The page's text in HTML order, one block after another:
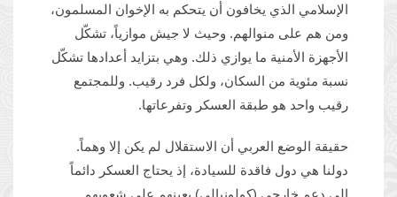
الإسلامي الذي يخافون أن يتحكم به الإخوان المسلمون،
ومن هم على منوالهم. وحيث لا جيش موازياً، تشكّل
الأجهزة الأمنية ما يوازي ذلك. وهي بتزايد أعدادها تشكّل
نسبة مئوية من السكان، ولكل فرد رقيب. وللمجتمع
رقيب واحد هو طبقة العسكر وتفرعاتها.
حقيقة الوضع العربي أن الاستقلال لم يكن إلا وهماً.
دولنا هي دول فاقدة للسيادة، إذ يحتاج العسكر دائماً
إلى دعم خارجي (كولونيالي) يعينهم على شعوبهم